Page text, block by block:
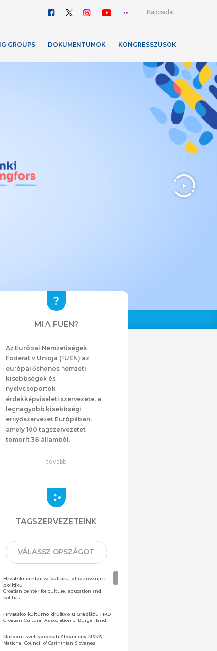
Kapcsolat
GROUPS DOKUMENTUMOK KONGRESSZUSOK
MI A FUEN?
Az Európai Nemzetiségek
Föderatív Uniója (FUEN) az
európai őshonos nemzeti
kisebbségek és
nyelvcsoportok
érdekképviseleti szervezete, a
legnagyobb kisebbségi
ernyőszervezet Európában,
amely 100 tagszervezetet
tömörít 38 államból.
tovább
TAGSZERVEZETEINK
VÁLASSZ ORSZÁGOT
Hrvatski centar za kulturu, obrazovanje i
politiku
Croatian center for culture, education and
politics
Hrvatsko kulturno društvo u Gradišću HKD
Croatian Cultural Association of Burgenland
Narodni svet koroških Slovencev NSKS
National Council of Carinthian Slovenes